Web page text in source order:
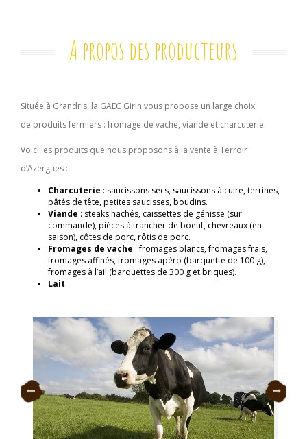
A propos des producteurs
Située à Grandris, la GAEC Girin vous propose un large choix
de produits fermiers : fromage de vache, viande et charcuterie.
Voici les produits que nous proposons à la vente à Terroir
d’Azergues :
Charcuterie : saucissons secs, saucissons à cuire, terrines,
pâtés de tête, petites saucisses, boudins.
Viande : steaks hachés, caissettes de génisse (sur
commande), pièces à trancher de boeuf, chevreaux (en
saison), côtes de porc, rôtis de porc.
Fromages de vache : fromages blancs, fromages frais,
fromages affinés, fromages apéro (barquette de 100 g),
fromages à l’ail (barquettes de 300 g et briques).
Lait.